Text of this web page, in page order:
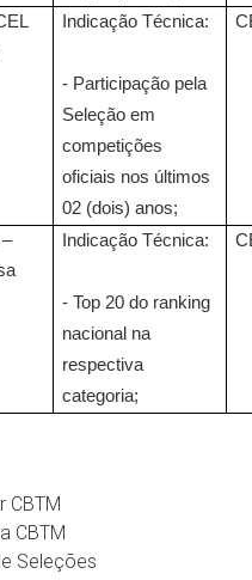
Indicação Técnica:
- Participação pela
Seleção em
competições
oficiais nos últimos
02 (dois) anos;
Indicação Técnica:
- Top 20 do ranking
nacional na
respectiva
categoria;
CBTM
CBTM
Seleções